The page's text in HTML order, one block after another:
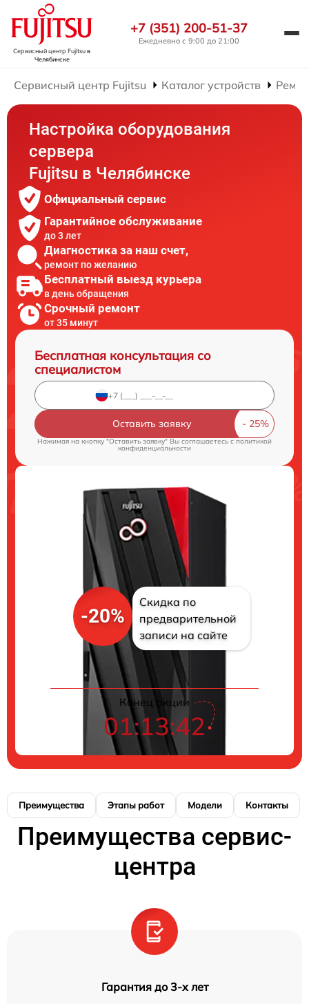
Сервисный центр Fujitsuв
Челябинске
+7 (351) 200-51-37
Ежедневно с 9:00 до 21:00
Сервисный центр Fujitsu Каталог устройств
Настройка оборудования
сервера
Fujitsu в Челябинске
Официальный сервис
Гарантийное обслуживание
до 3 лет
Диагностика за наш счет,
ремонт по желанию
Бесплатный выезд курьера
в день обращения
Срочный ремонт
от 35 минут
Бесплатная консультация со
специалистом
Оставить заявку
Нажимая на кнопку "Оставить заявку" Вы соглашаетесь cполитикой
конфиденциальности
-20%
Скидка по
предварительной
записи на сайте
Конец акции
01:13:41
Преимущества Этапы работ Модели Контакты
Преимущества сервис-
центра
Гарантия до 3-х лет